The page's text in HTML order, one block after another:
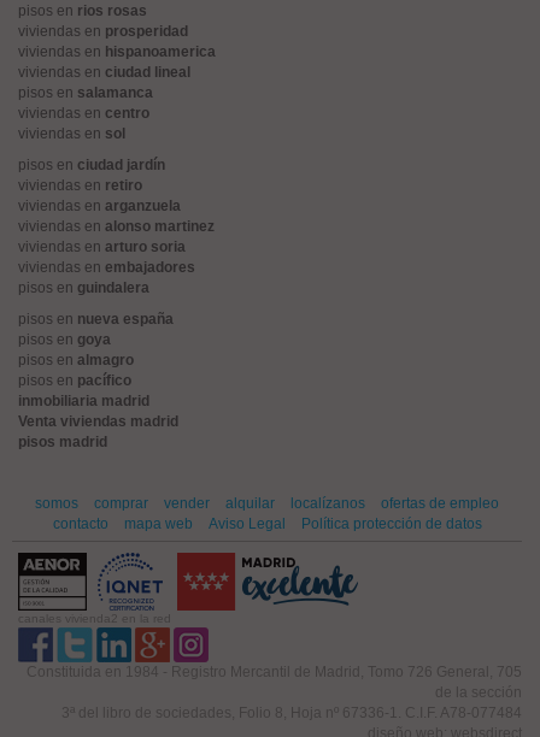
pisos en rios rosas
viviendas en prosperidad
viviendas en hispanoamerica
viviendas en ciudad lineal
pisos en salamanca
viviendas en centro
viviendas en sol
pisos en ciudad jardín
viviendas en retiro
viviendas en arganzuela
viviendas en alonso martinez
viviendas en arturo soria
viviendas en embajadores
pisos en guindalera
pisos en nueva españa
pisos en goya
pisos en almagro
pisos en pacífico
inmobiliaria madrid
Venta viviendas madrid
pisos madrid
somos comprar vender alquilar localízanos
ofertas de empleo
contacto
mapa web Aviso Legal Política protección de datos
canales vivienda2 en la red
Constituida en 1984 - Registro Mercantil de Madrid, Tomo 726 General, 705
de la sección
3ª del libro de sociedades, Folio 8, Hoja nº 67336-1. C.I.F. A78-077484
diseño web: websdirect